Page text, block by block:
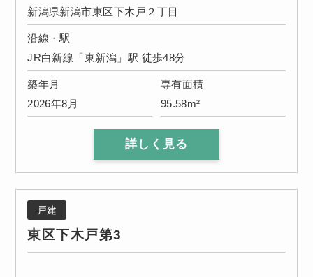
新潟県新潟市東区下木戸２丁目
沿線・駅
JR白新線「東新潟」駅 徒歩48分
築年月
2026年8月
専有面積
95.58m²
詳しく見る
戸建
東区下木戸第3